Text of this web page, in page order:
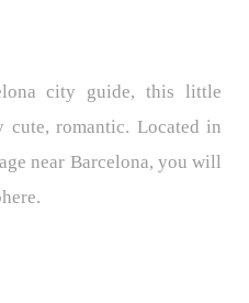
city guide, this little
cute, romantic. Located in
near Barcelona, you will